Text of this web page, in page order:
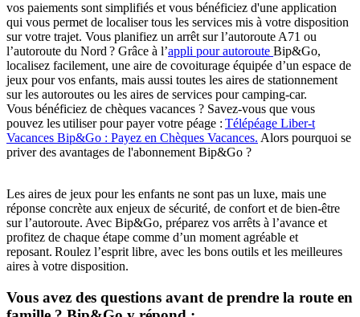
vos paiements sont simplifiés et vous bénéficiez d'une application
qui vous permet de localiser tous les services mis à votre disposition
sur votre trajet. Vous planifiez un arrêt sur l’autoroute A71 ou
l’autoroute du Nord ? Grâce à l’appli pour autoroute Bip&Go,
localisez facilement, une aire de covoiturage équipée d’un espace de
jeux pour vos enfants, mais aussi toutes les aires de stationnement
sur les autoroutes ou les aires de services pour camping-car.
Vous bénéficiez de chèques vacances ? Savez-vous que vous
pouvez les utiliser pour payer votre péage : Télépéage Liber-t
Vacances Bip&Go : Payez en Chèques Vacances. Alors pourquoi se
priver des avantages de l'abonnement Bip&Go ?
Les aires de jeux pour les enfants ne sont pas un luxe, mais une
réponse concrète aux enjeux de sécurité, de confort et de bien-être
sur l’autoroute. Avec Bip&Go, préparez vos arrêts à l’avance et
profitez de chaque étape comme d’un moment agréable et
reposant. Roulez l’esprit libre, avec les bons outils et les meilleures
aires à votre disposition.
Vous avez des questions avant de prendre la route en